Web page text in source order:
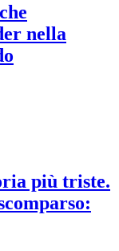
nella
più triste.